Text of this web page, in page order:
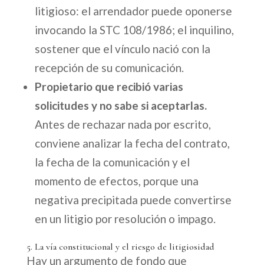
litigioso: el arrendador puede oponerse
invocando la STC 108/1986; el inquilino,
sostener que el vínculo nació con la
recepción de su comunicación.
Propietario que recibió varias
solicitudes y no sabe si aceptarlas.
Antes de rechazar nada por escrito,
conviene analizar la fecha del contrato,
la fecha de la comunicación y el
momento de efectos, porque una
negativa precipitada puede convertirse
en un litigio por resolución o impago.
5. La vía constitucional y el riesgo de litigiosidad
Hay un argumento de fondo que